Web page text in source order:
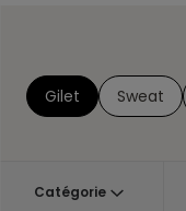
Gilet Sweat
Catégorie